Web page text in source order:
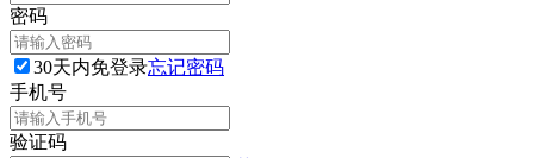
密码
30天内免登录忘记密码
手机号
验证码